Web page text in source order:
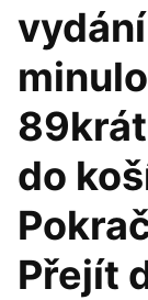
do
Přejít